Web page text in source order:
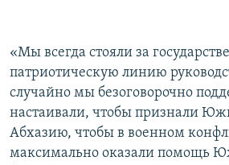
«Мы всегда стояли за
патриотическую линию
случайно мы безоговорочно
настаивали, чтобы признали
Абхазию, чтобы в военном
максимально оказали помощь